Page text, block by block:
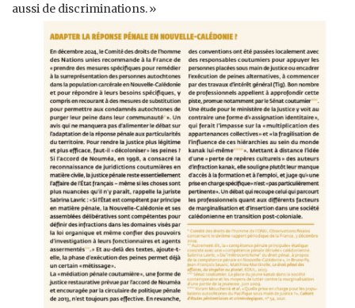
aussi de discriminations. »